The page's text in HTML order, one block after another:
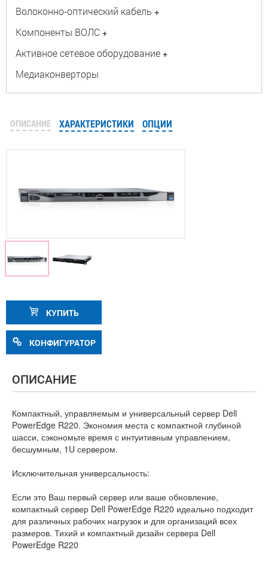
Волоконно-оптический кабель +
Компоненты ВОЛС +
Активное сетевое оборудование +
Медиаконверторы
ОПИСАНИЕ ХАРАКТЕРИСТИКИ ОПЦИИ
КУПИТЬ
КОНФИГУРАТОР
ОПИСАНИЕ
Компактный, управляемым и универсальный сервер Dell
PowerEdge R220. Экономия места с компактной глубиной
шасси, сэкономьте время с интуитивным управлением,
бесшумным, 1U сервером.
Исключительная универсальность:
Если это Ваш первый сервер или ваше обновление,
компактный сервер Dell PowerEdge R220 идеально подходит
для различных рабочих нагрузок и для организаций всех
размеров. Тихий и компактный дизайн сервера Dell
PowerEdge R220